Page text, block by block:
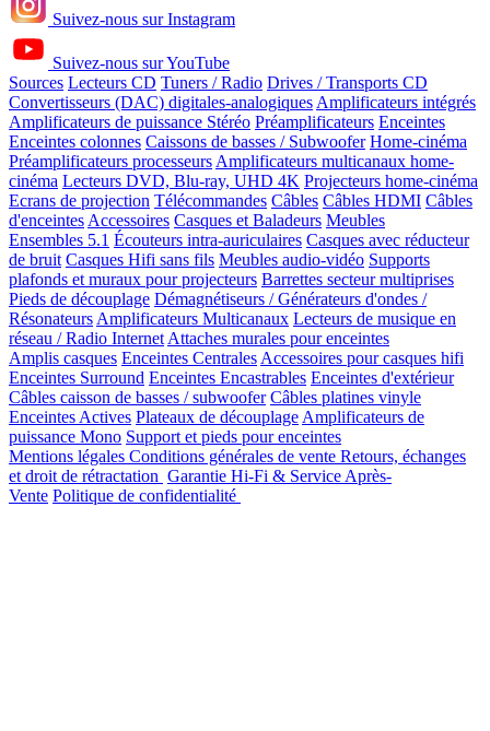
Suivez-nous sur Instagram
Suivez-nous sur YouTube
Sources Lecteurs CD Tuners / Radio Drives / Transports CD
Convertisseurs (DAC) digitales-analogiques Amplificateurs intégrés
Amplificateurs de puissance Stéréo Préamplificateurs Enceintes
Enceintes colonnes Caissons de basses / Subwoofer Home-cinéma
Préamplificateurs processeurs Amplificateurs multicanaux home-
cinéma Lecteurs DVD, Blu-ray, UHD 4K Projecteurs home-cinéma
Ecrans de projection Télécommandes Câbles Câbles HDMI Câbles
d'enceintes Accessoires Casques et Baladeurs Meubles
Ensembles 5.1 Écouteurs intra-auriculaires Casques avec réducteur
de bruit Casques Hifi sans fils Meubles audio-vidéo Supports
plafonds et muraux pour projecteurs Barrettes secteur multiprises
Pieds de découplage Démagnétiseurs / Générateurs d'ondes /
Résonateurs Amplificateurs Multicanaux Lecteurs de musique en
réseau / Radio Internet Attaches murales pour enceintes
Amplis casques Enceintes Centrales Accessoires pour casques hifi
Enceintes Surround Enceintes Encastrables Enceintes d'extérieur
Câbles caisson de basses / subwoofer Câbles platines vinyle
Enceintes Actives Plateaux de découplage Amplificateurs de
puissance Mono Support et pieds pour enceintes
Mentions légales Conditions générales de vente Retours, échanges
et droit de rétractation Garantie Hi-Fi & Service Après-
Vente Politique de confidentialité